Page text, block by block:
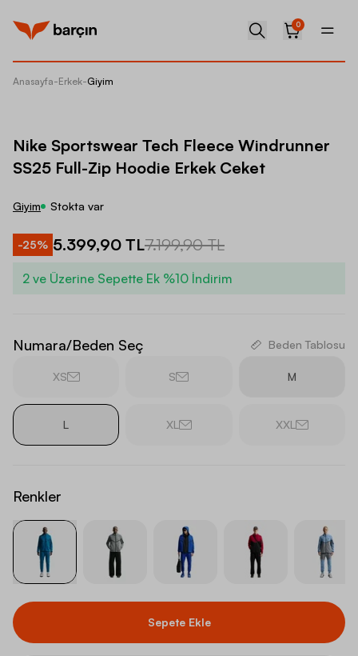
0
Anasayfa-Erkek-Giyim
Nike Sportswear Tech Fleece Windrunner
SS25 Full-Zip Hoodie Erkek Ceket
Giyim Stokta var
-25% 5.399,90 TL7.199,90 TL
2 ve Üzerine Sepette Ek %10 İndirim
Numara/Beden Seç Beden Tablosu
XS S M
L XL XXL
Renkler
Sepete Ekle